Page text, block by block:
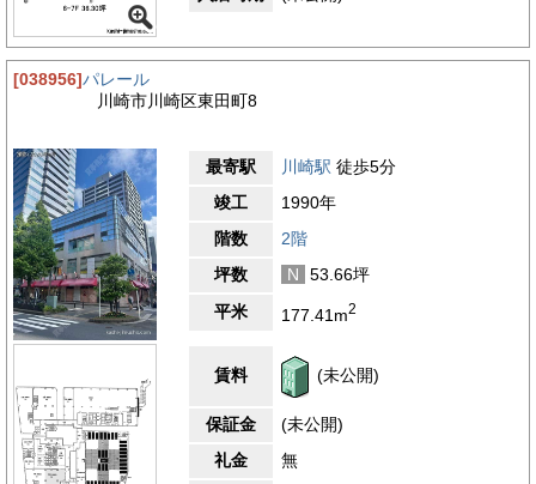
[038956]パレール
川崎市川崎区東田町8
最寄駅 川崎駅 徒歩5分
竣工
1990年
階数
2階
坪数
N
53.66坪
平米
177.41m2
賃料 (未公開)
保証金
(未公開)
礼金
無